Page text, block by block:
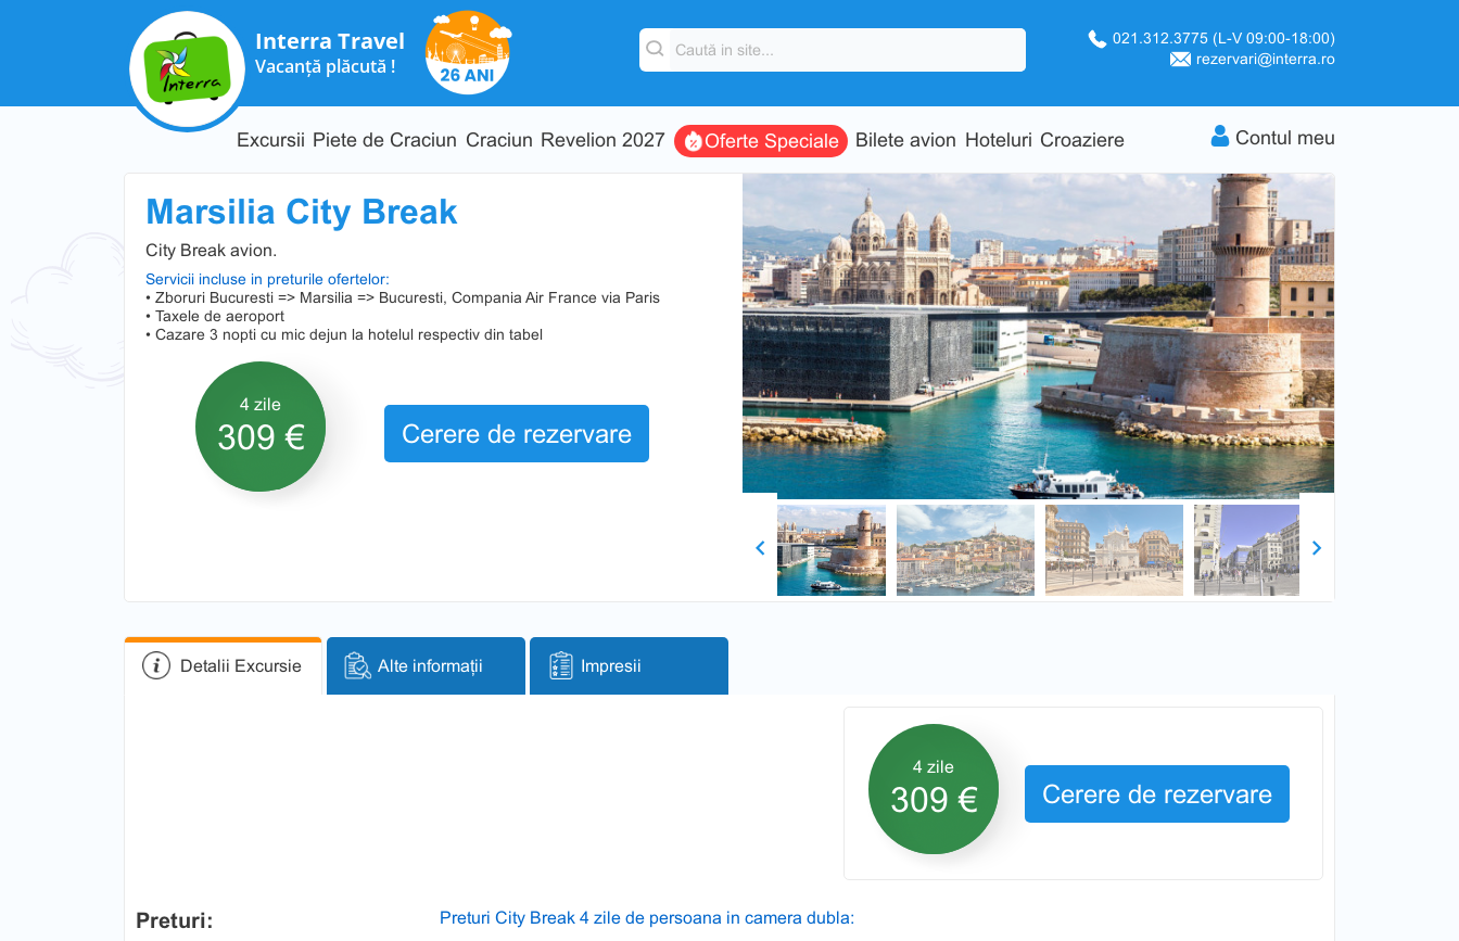
Interra Travel
Vacanță plăcută !
021.312.3775 (L-V 09:00-18:00)
rezervari@interra.ro
Excursii Piete de Craciun Craciun Revelion 2027 Oferte Speciale Bilete avion Hoteluri Croaziere Contul meu
Marsilia City Break
City Break avion.
Servicii incluse in preturile ofertelor:
• Zboruri Bucuresti => Marsilia => Bucuresti, Compania Air France via Paris
• Taxele de aeroport
• Cazare 3 nopti cu mic dejun la hotelul respectiv din tabel
4 zile
309 € Cerere de rezervare
Previous Next
Detalii Excursie Alte informații Impresii
4 zile
309 € Cerere de rezervare
Preturi: Preturi City Break 4 zile de persoana in camera dubla: